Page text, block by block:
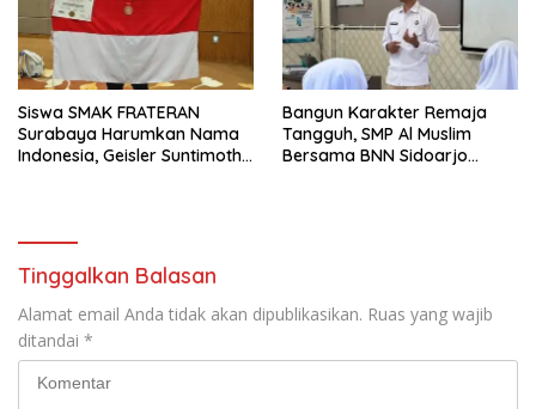
Siswa SMAK FRATERAN
Surabaya Harumkan Nama
Indonesia, Geisler Suntimothy
Bangun Karakter Remaja
Tangguh, SMP Al Muslim
Bersama BNN Sidoarjo
Tinggalkan Balasan
Alamat email Anda tidak akan dipublikasikan. Ruas yang wajib
ditandai *